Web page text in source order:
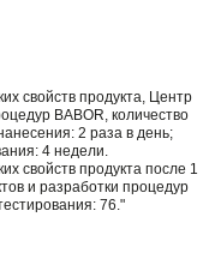
свойств продукта, Центр
BABOR, количество
2 раза в день;
4 недели.
свойств продукта после 1
и разработки процедур
76."